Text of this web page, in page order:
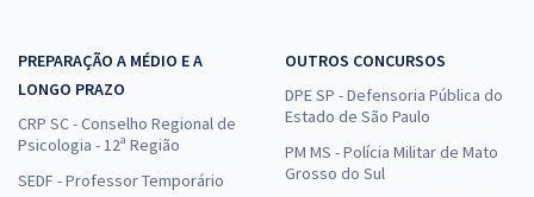
PREPARAÇÃO A MÉDIO E A
LONGO PRAZO
CRP SC - Conselho Regional de
Psicologia - 12ª Região
SEDF - Professor Temporário
OUTROS CONCURSOS
DPE SP - Defensoria Pública do
Estado de São Paulo
PM MS - Polícia Militar de Mato
Grosso do Sul